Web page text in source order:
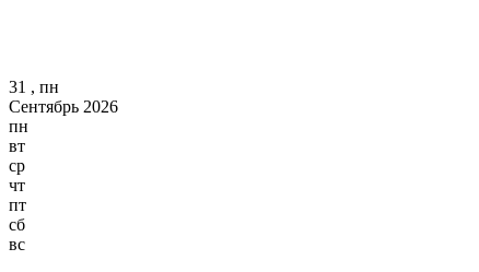
31 , пн
Сентябрь 2026
пн
вт
ср
чт
пт
сб
вс